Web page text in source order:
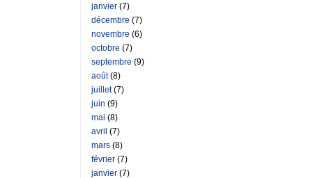
janvier (7)
décembre (7)
novembre (6)
octobre (7)
septembre (9)
août(8)
juillet(7)
juin (9)
mai (8)
avril (7)
mars (8)
février (7)
janvier (7)